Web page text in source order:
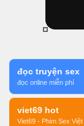
đọc truyện sex
đọc online miễn phí
viet69 hot
Viet69 - Phim Sex